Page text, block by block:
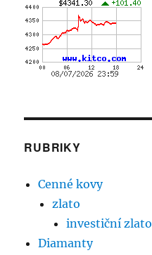
RUBRIKY
Cenné kovy
zlato
investiční zlato
Diamanty